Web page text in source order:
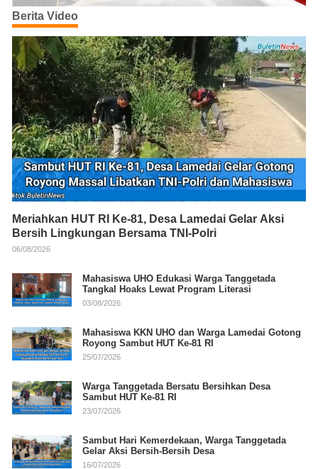
Berita Video
Meriahkan HUT RI Ke-81, Desa Lamedai Gelar Aksi
Bersih Lingkungan Bersama TNI-Polri
06/08/2026
Mahasiswa UHO Edukasi Warga Tanggetada
Tangkal Hoaks Lewat Program Literasi
03/08/2026
Mahasiswa KKN UHO dan Warga Lamedai Gotong
Royong Sambut HUT Ke-81 RI
25/07/2026
Warga Tanggetada Bersatu Bersihkan Desa
Sambut HUT Ke-81 RI
23/07/2026
Sambut Hari Kemerdekaan, Warga Tanggetada
Gelar Aksi Bersih-Bersih Desa
16/07/2026